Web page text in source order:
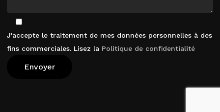
J'accepte le traitement de mes données personnelles à des
fins commerciales. Lisez la Politique de confidentialité